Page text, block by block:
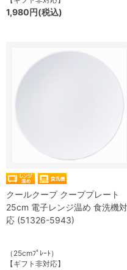
1,980円(税込)
クールクープ クーププレート
25cm 電子レンジ温め 食洗機対
応 (51326-5943)
（25cmﾌﾟﾚｰﾄ）
【ギフト非対応】